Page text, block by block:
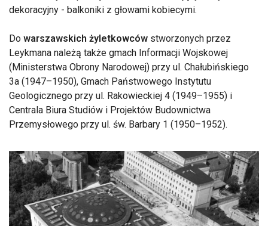
dekoracyjny - balkoniki z głowami kobiecymi.
Do warszawskich żyletkowców stworzonych przez
Leykmana należą także gmach Informacji Wojskowej
(Ministerstwa Obrony Narodowej) przy ul. Chałubińskiego
3a (1947–1950), Gmach Państwowego Instytutu
Geologicznego przy ul. Rakowieckiej 4 (1949–1955) i
Centrala Biura Studiów i Projektów Budownictwa
Przemysłowego przy ul. św. Barbary 1 (1950–1952).